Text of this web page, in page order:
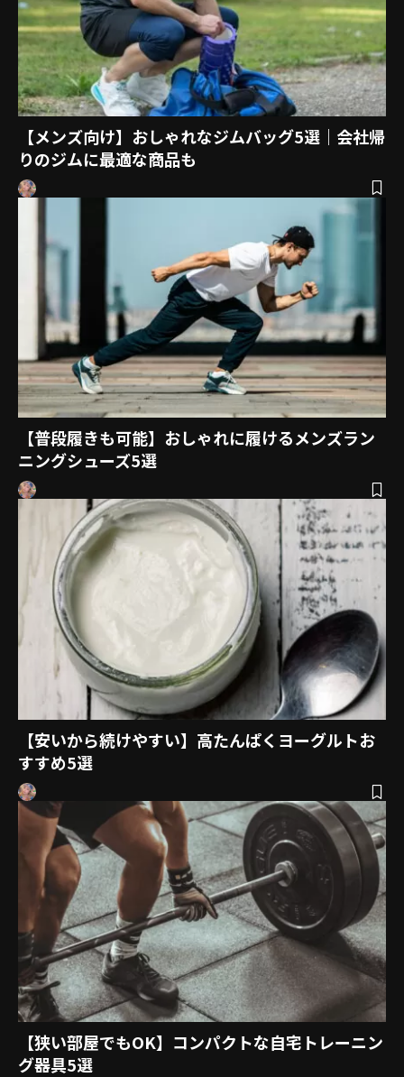
【メンズ向け】おしゃれなジムバッグ5選｜会社帰
りのジムに最適な商品も
【普段履きも可能】おしゃれに履けるメンズラン
ニングシューズ5選
【安いから続けやすい】高たんぱくヨーグルトお
すすめ5選
【狭い部屋でもOK】コンパクトな自宅トレーニン
グ器具5選